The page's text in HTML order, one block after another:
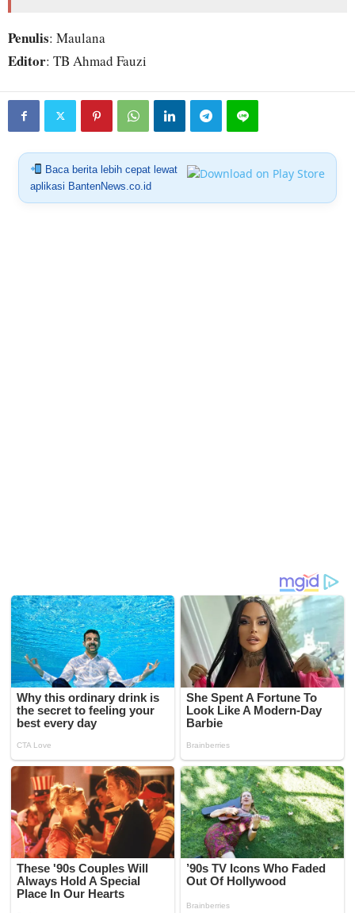
Penulis: Maulana
Editor: TB Ahmad Fauzi
Baca berita lebih cepat lewat
aplikasi BantenNews.co.id